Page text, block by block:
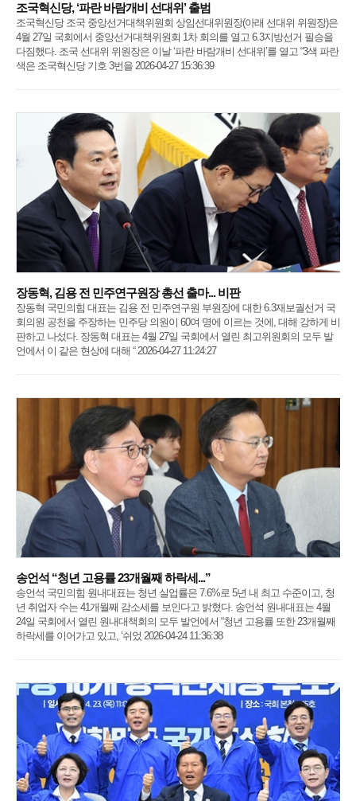
조국혁신당, ‘파란 바람개비 선대위’ 출범
조국혁신당 조국 중앙선거대책위원회 상임선대위원장(아래 선대위 위원장)은
4월 27일 국회에서 중앙선거대책위원회 1차 회의를 열고 6.3지방선거 필승을
다짐했다. 조국 선대위 위원장은 이날 ‘파란 바람개비 선대위’를 열고 “3색 파란
색은 조국혁신당 기호 3번을 2026-04-27 15:36:39
장동혁, 김용 전 민주연구원장 총선 출마... 비판
장동혁 국민의힘 대표는 김용 전 민주연구원 부원장에 대한 6.3재보궐선거 국
회의원 공천을 주장하는 민주당 의원이 60여 명에 이르는 것에, 대해 강하게 비
판하고 나섰다. 장동혁 대표는 4월 27일 국회에서 열린 최고위원회의 모두 발
언에서 이 같은 현상에 대해 “ 2026-04-27 11:24:27
송언석 “청년 고용률 23개월째 하락세...”
송언석 국민의힘 원내대표는 청년 실업률은 7.6%로 5년 내 최고 수준이고, 청
년 취업자 수는 41개월째 감소세를 보인다고 밝혔다. 송언석 원내대표는 4월
24일 국회에서 열린 원내대책회의 모두 발언에서 “청년 고용률 또한 23개월째
하락세를 이어가고 있고, ‘쉬었 2026-04-24 11:36:38